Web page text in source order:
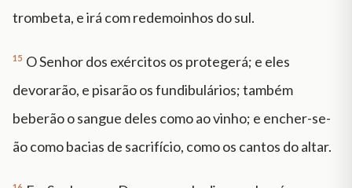
trombeta, e irá com redemoinhos do sul.
15 O Senhor dos exércitos os protegerá; e eles
devorarão, e pisarão os fundibulários; também
beberão o sangue deles como ao vinho; e encher-se-
ão como bacias de sacrifício, como os cantos do altar.